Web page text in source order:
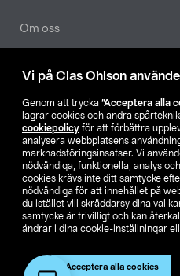
Vi på Clas Ohlson
Genom att trycka ”Acceptera alla
lagrar cookies och andra
cookiepolicy för att förbättra
analysera webbplatsens
marknadsföringsinsatser. Vi
nödvändiga, funktionella, analys
cookies krävs inte ditt samtycke
nödvändiga för att innehållet på
du istället vill skräddarsy dina val
samtycke är frivilligt och kan
ändrar i dina cookie-inställningar
Acceptera alla cookies
Om oss
Aktuellt
Våra bolag
SE NO